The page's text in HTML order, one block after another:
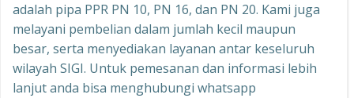
adalah pipa PPR PN 10, PN 16, dan PN 20. Kami juga
melayani pembelian dalam jumlah kecil maupun
besar, serta menyediakan layanan antar keseluruh
wilayah SIGI. Untuk pemesanan dan informasi lebih
lanjut anda bisa menghubungi whatsapp